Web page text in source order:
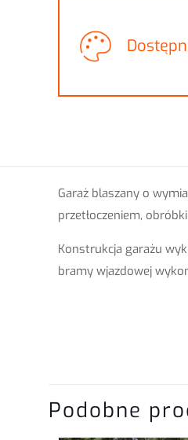
Garaż blaszany o
przetłoczeniem,
Konstrukcja garażu
bramy wjazdowej
Podobne